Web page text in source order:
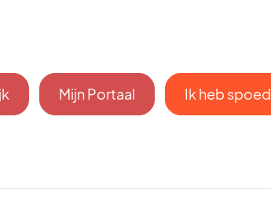
Mijn Portaal Ik heb spoed